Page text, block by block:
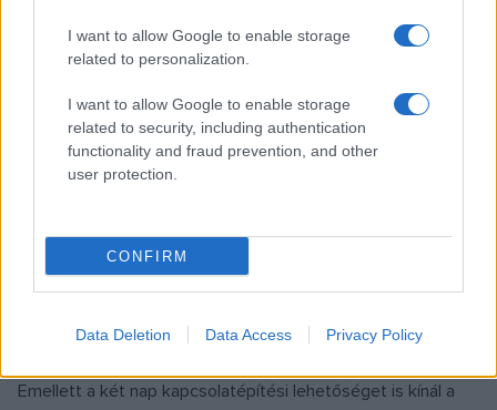
I want to allow Google to enable storage
related to personalization.
I want to allow Google to enable storage
related to security, including authentication
functionality and fraud prevention, and other
user protection.
CONFIRM
Data Deletion Data Access Privacy Policy
turizmus fénykorából származó szálloda és a moszkvai
olimpia részeként Tallinnban emelt gigantikus sportközpont
együttműködés jegyében a jelentkezők április 29-én
tematikus vezetésen vehetnek részt az intézmény
építészeti gyűjteményében és kiállításán, Ursula Müller
Az eseménysorozat kiemelt célja, hogy ráirányítsa a
figyelmet Közép- és Kelet-Európa épített örökségének
Emellett a két nap kapcsolatépítési lehetőséget is kínál a